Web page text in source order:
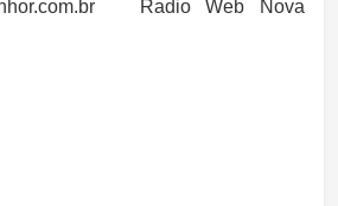
Radio Web Nova